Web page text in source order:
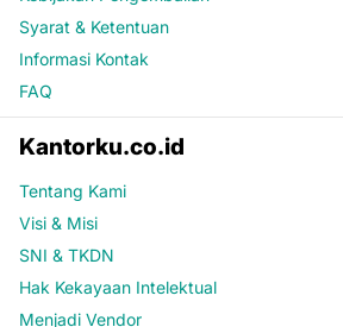
Syarat & Ketentuan
Informasi Kontak
FAQ
Kantorku.co.id
Tentang Kami
Visi & Misi
SNI & TKDN
Hak Kekayaan Intelektual
Menjadi Vendor